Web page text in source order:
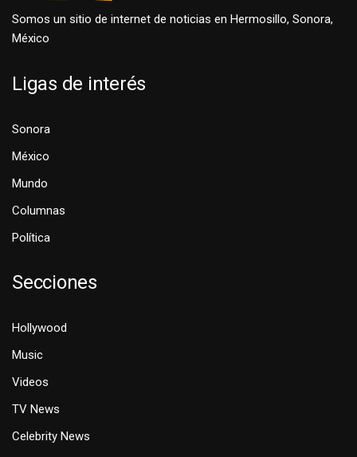
Somos un sitio de internet de noticias en Hermosillo, Sonora,
México
Ligas de interés
Sonora
México
Mundo
Columnas
Política
Secciones
Hollywood
Music
Videos
TV News
Celebrity News